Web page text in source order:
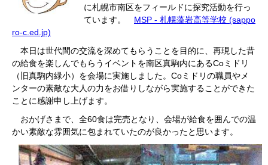
に札幌市南区をフィールドに探究活動を行っ
ています。 MSP - 札幌藻岩高等学校 (sappo
ro-c.ed.jp)
本日は世代間の交流を深めてもらうことを目的に、再現した昔
の給食を楽しんでもらうイベントを南区真駒内にあるCoミドリ
（旧真駒内緑小）を会場に実施しました。Coミドリの職員やメ
ンターの素敵な大人の力をお借りしながら実施することができた
ことに感謝申し上げます。
おかげさまで、全60食は完売となり、会場が給食を囲んでの温
かい素敵な雰囲気に包まれていたのが良かったと思います。